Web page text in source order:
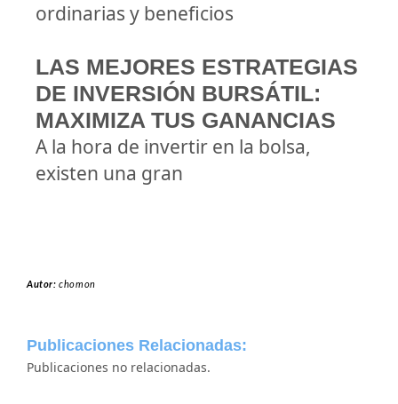
ordinarias y beneficios
LAS MEJORES ESTRATEGIAS
DE INVERSIÓN BURSÁTIL:
MAXIMIZA TUS GANANCIAS
A la hora de invertir en la bolsa,
existen una gran
Autor:chomon
Publicaciones Relacionadas:
Publicaciones no relacionadas.